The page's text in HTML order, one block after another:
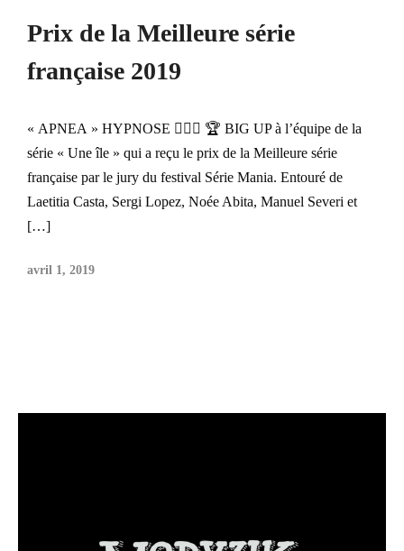
Prix de la Meilleure série
française 2019
« APNEA » HYPNOSE 🧜🏼‍♀️ 🏆 BIG UP à l’équipe de la
série « Une île » qui a reçu le prix de la Meilleure série
française par le jury du festival Série Mania. Entouré de
Laetitia Casta, Sergi Lopez, Noée Abita, Manuel Severi et
[…]
avril 1, 2019